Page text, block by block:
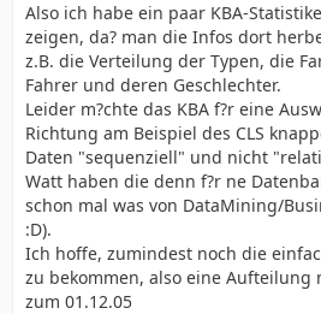
Also ich habe ein paar KBA-
zeigen, da? man die Infos dort
z.B. die Verteilung der Typen, die
Fahrer und deren Geschlechter.
Leider m?chte das KBA f?r eine
Richtung am Beispiel des CLS
Daten "sequenziell" und nicht
Watt haben die denn f?r ne
schon mal was von DataMining/
:D).
Ich hoffe, zumindest noch die
zu bekommen, also eine Aufteilung
zum 01.12.05